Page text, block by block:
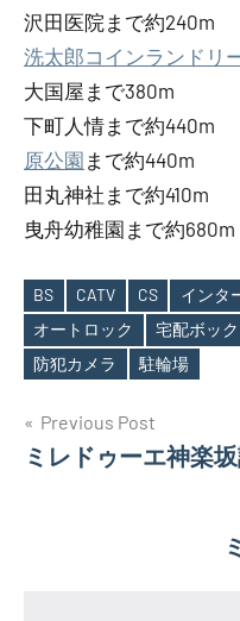
沢田医院まで約240m
洗太郎コインランドリ
大国屋まで380m
下町人情まで約440m
原公園 まで約440m
田丸神社まで約410m
曳舟幼稚園まで約680m
Tags
BS CATV CS インタ
オートロック
宅配ボッ
防犯カメラ
駐輪場
投
稿
Previous Post
ミレドゥーエ神楽